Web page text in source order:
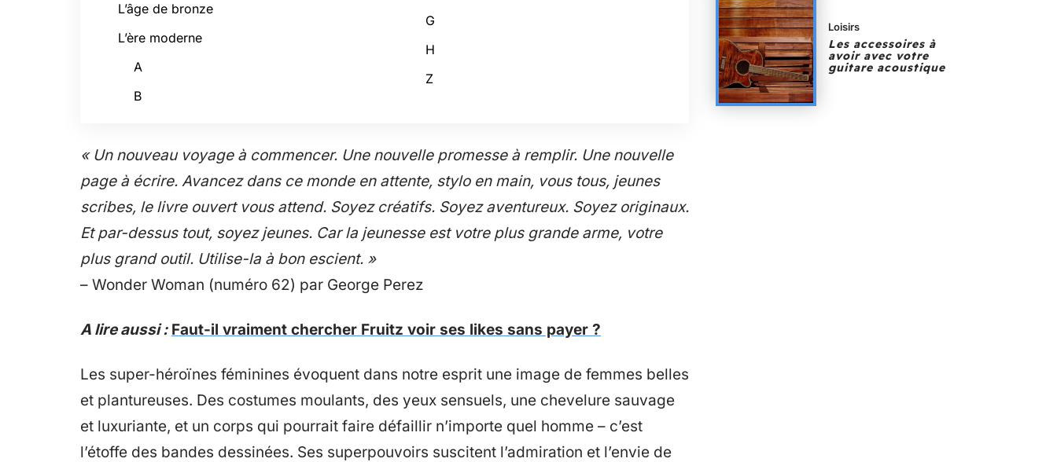
L’âge de bronze
L’ère moderne
A
B
G
H
Z
« Un nouveau voyage à commencer. Une nouvelle promesse à remplir. Une nouvelle
page à écrire. Avancez dans ce monde en attente, stylo en main, vous tous, jeunes
scribes, le livre ouvert vous attend. Soyez créatifs. Soyez aventureux. Soyez originaux.
Et par-dessus tout, soyez jeunes. Car la jeunesse est votre plus grande arme, votre
plus grand outil. Utilise-la à bon escient. »
– Wonder Woman (numéro 62) par George Perez
A lire aussi : Faut-il vraiment chercher Fruitz voir ses likes sans payer ?
Les super-héroïnes féminines évoquent dans notre esprit une image de femmes belles
et plantureuses. Des costumes moulants, des yeux sensuels, une chevelure sauvage
et luxuriante, et un corps qui pourrait faire défaillir n’importe quel homme – c’est
l’étoffe des bandes dessinées. Ses superpouvoirs suscitent l’admiration et l’envie de
Loisirs
Les accessoires à
avoir avec votre
guitare acoustique